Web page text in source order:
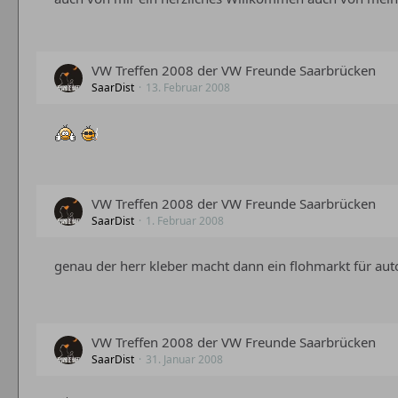
VW Treffen 2008 der VW Freunde Saarbrücken
SaarDist 13. Februar 2008
VW Treffen 2008 der VW Freunde Saarbrücken
SaarDist 1. Februar 2008
genau der herr kleber macht dann ein flohmarkt für
VW Treffen 2008 der VW Freunde Saarbrücken
SaarDist 31. Januar 2008